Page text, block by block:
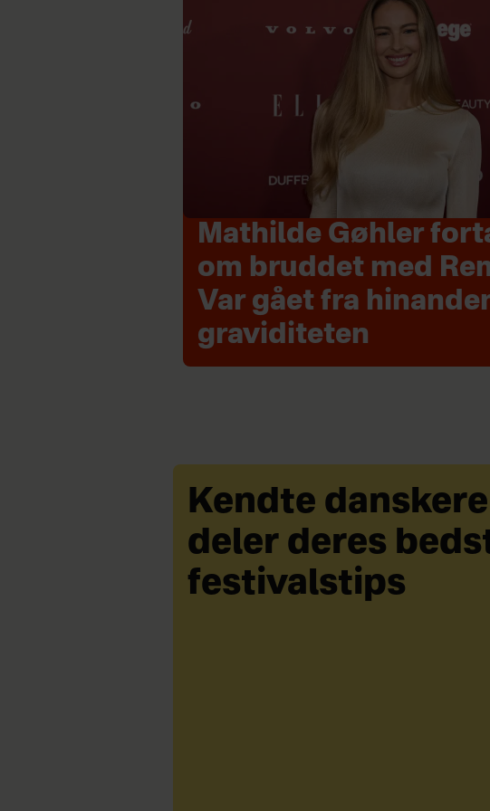
Mathilde Gøhler
om bruddet med
Var gået fra
graviditeten
Kendte danskere
deler deres
festivalstips